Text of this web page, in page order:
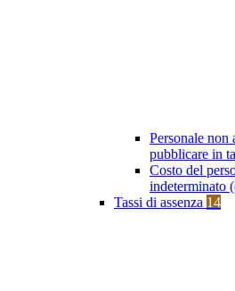
Personale non
pubblicare in
Costo del
indeterminato
Tassi di assenza 14